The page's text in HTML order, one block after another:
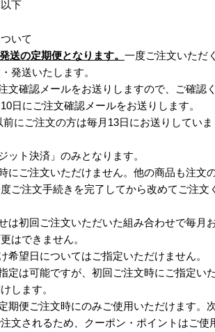
下
いて
送の定期便となります。 一度ご注文いただく
発送いたします。
文確認メールをお送りしますので、ご確認
日にご注文確認メールをお送りします。
にご注文の方は毎月13日にお送りしていま
ット決済」のみとなります。
にご注文いただけません。他の商品も注文
ご注文手続きを完了してから改めてご注文
は初回ご注文いただいた組み合わせで毎月
はできません。
希望日についてはご指定いただけません。
定は可能ですが、初回ご注文時にご指定い
します。
期便ご注文時にのみご使用いただけます。
文されるため、クーポン・ポイントはご使